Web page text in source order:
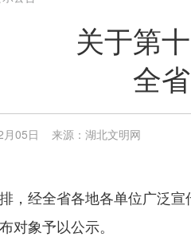
关于第
全
月05日 来源：湖北文明网
，经全省各地各单位广泛
对象予以公示。